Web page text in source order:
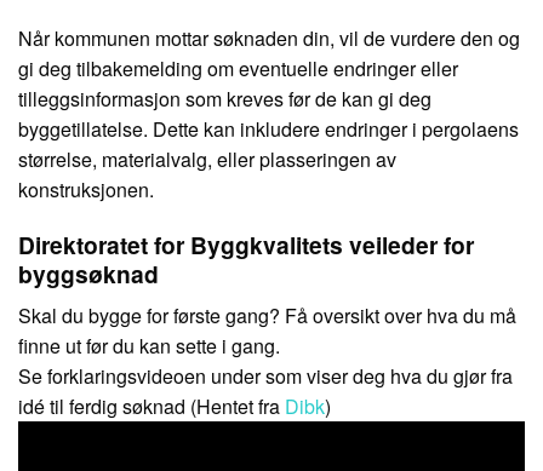
Når kommunen mottar søknaden din, vil de vurdere den og
gi deg tilbakemelding om eventuelle endringer eller
tilleggsinformasjon som kreves før de kan gi deg
byggetillatelse. Dette kan inkludere endringer i pergolaens
størrelse, materialvalg, eller plasseringen av
konstruksjonen.
Direktoratet for Byggkvalitets veileder for
byggsøknad
Skal du bygge for første gang? Få oversikt over hva du må
finne ut før du kan sette i gang.
Se forklaringsvideoen under som viser deg hva du gjør fra
idé til ferdig søknad (Hentet fra Dibk)